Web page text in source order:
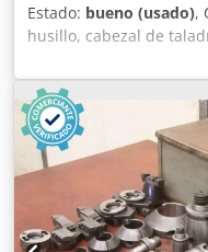
Estado: bueno (usado),
husillo, cabezal de
inserción, cabezal con
husillo, cabezal de
Herramienta para
Montaje: SK50 -Apto
Dimensiones del
Peso: 10 kg